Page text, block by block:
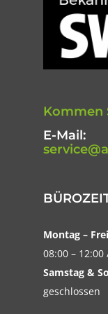
Kommen
E-Mail:
Montag –
08:00 –
Samstag &
geschlossen